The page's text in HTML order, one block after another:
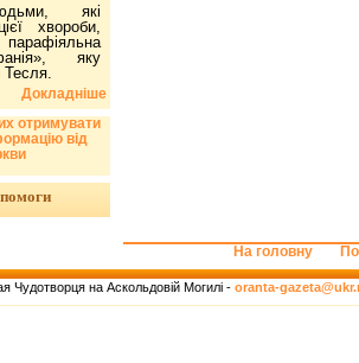
які
хвороби,
яку
Докладніше
отримувати
від
На головну
Чудотворця на Аскольдовій Могилі - oranta-